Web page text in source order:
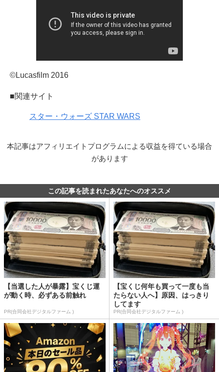
©Lucasfilm 2016
■関連サイト
スター・ウォーズ STAR WARS
本記事はアフィリエイトプログラムによる収益を得ている場合
があります
この記事を読まれたあなたへのオススメ
【当選した人が暴露】宝くじ運
が動く時、必ずある前触れ
PR(合同会社デジタルファーム )
【宝くじ何年も買って一度も当
たらない人へ】原因、はっきり
してます
PR(合同会社デジタルファーム )